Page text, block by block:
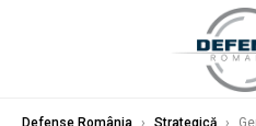
Defense România › Strategică ›